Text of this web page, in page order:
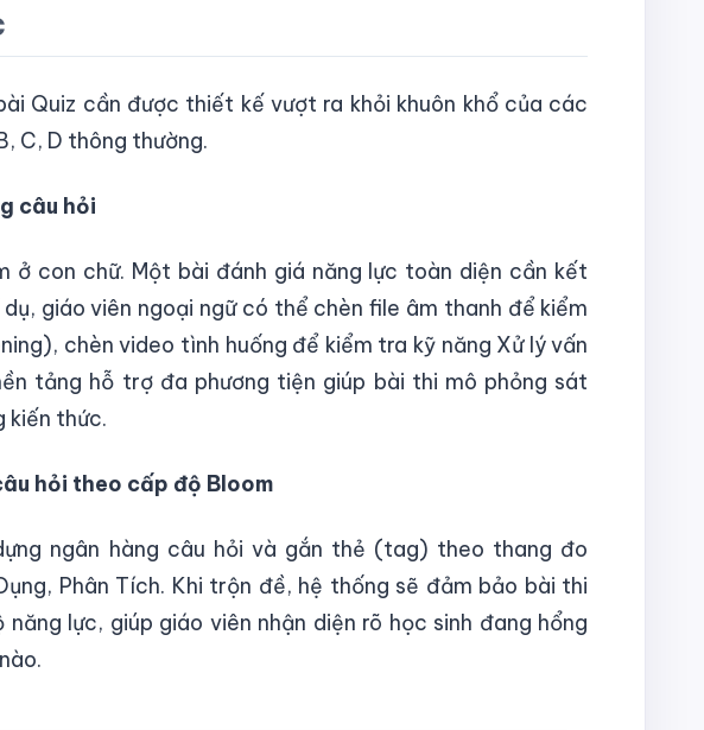
Quiz cần được thiết kế vượt ra khỏi khuôn khổ của các
C, D thông thường.
câu hỏi
ở con chữ. Một bài đánh giá năng lực toàn diện cần kết
giáo viên ngoại ngữ có thể chèn file âm thanh để kiểm
chèn video tình huống để kiểm tra kỹ năng Xử lý vấn
tảng hỗ trợ đa phương tiện giúp bài thi mô phỏng sát
kiến thức.
hỏi theo cấp độ Bloom
ngân hàng câu hỏi và gắn thẻ (tag) theo thang đo
Phân Tích. Khi trộn đề, hệ thống sẽ đảm bảo bài thi
lực, giúp giáo viên nhận diện rõ học sinh đang hổng